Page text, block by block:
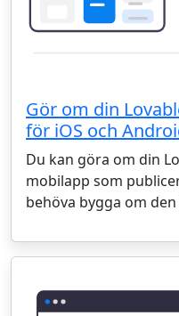
Gör om din
för iOS och
Du kan göra om din
mobilapp som
behöva bygga om